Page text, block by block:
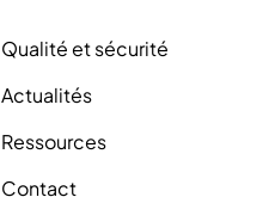
Qualité et sécurité
Actualités
Ressources
Contact